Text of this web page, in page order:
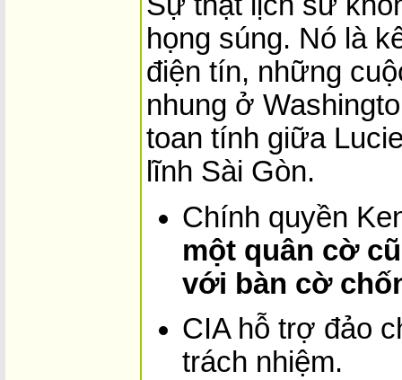
họng súng. Nó là
điện tín, những
nhung ở
toan tính giữa
lĩnh Sài Gòn.
Chính quyền
một quân cờ
với bàn cờ
CIA hỗ trợ đảo
trách nhiệm.